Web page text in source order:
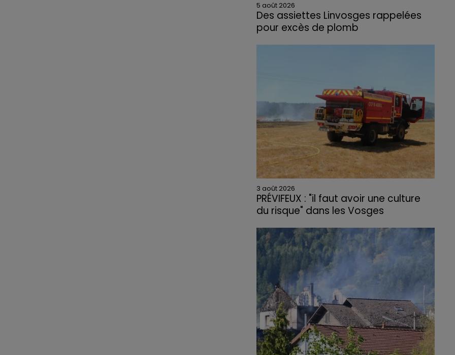
5 août 2026
Des assiettes Linvosges rappelées
pour excès de plomb
3 août 2026
PRÉVIFEUX : "il faut avoir une culture
du risque" dans les Vosges